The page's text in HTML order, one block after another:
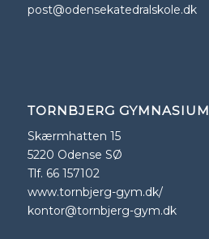
post@odensekatedralskole.dk
TORNBJERG GYMNASIUM
Skærmhatten 15
5220 Odense SØ
Tlf. 66 157102
www.tornbjerg-gym.dk/
kontor@tornbjerg-gym.dk